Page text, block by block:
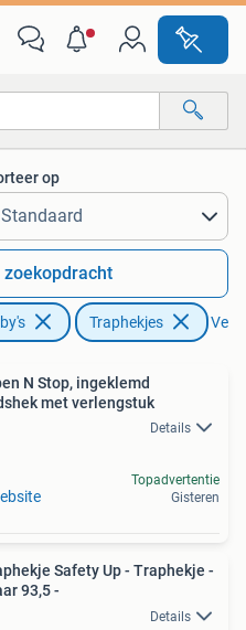
op
zoekopdracht
Traphekjes
N Stop, ingeklemd
met verlengstuk
Details
Topadvertentie
Gisteren
Safety Up - Traphekje -
93,5 -
Details